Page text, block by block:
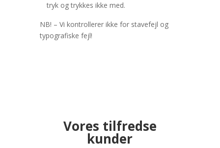
tryk og trykkes ikke med.
NB! – Vi kontrollerer ikke for stavefejl og
typografiske fejl!
Vores tilfredse
kunder